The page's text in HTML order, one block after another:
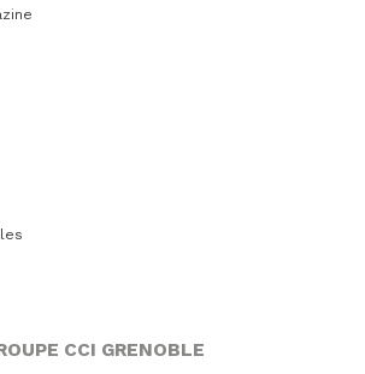
CCI GRENOBLE